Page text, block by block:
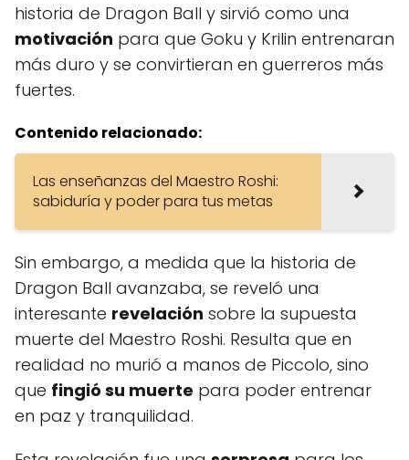
historia de Dragon Ball y sirvió como una
motivación para que Goku y Krilin entrenaran
más duro y se convirtieran en guerreros más
fuertes.
Contenido relacionado:
Las enseñanzas del Maestro Roshi:
sabiduría y poder para tus metas
Sin embargo, a medida que la historia de
Dragon Ball avanzaba, se reveló una
interesante revelación sobre la supuesta
muerte del Maestro Roshi. Resulta que en
realidad no murió a manos de Piccolo, sino
que fingió su muerte para poder entrenar
en paz y tranquilidad.